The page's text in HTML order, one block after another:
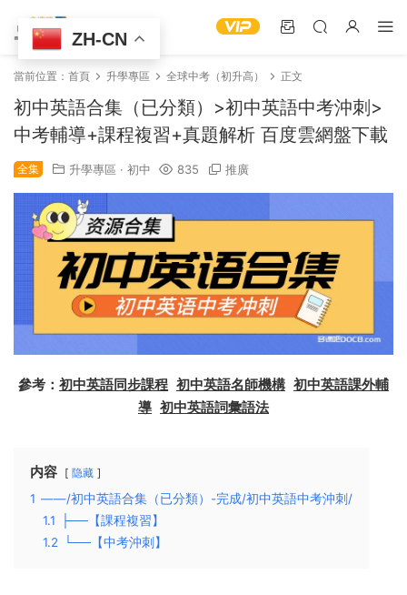
當前位置： 首頁 升學專區 全球中考（初升高） 正文
初中英語合集（已分類）>初中英語中考沖刺>
中考輔導+課程複習+真題解析 百度雲網盤下載
全集 升學專區 · 初中 835 推廣
參考： 初中英語同步課程 初中英語名師機構 初中英語課外輔
導 初中英語詞彙語法
内容 隐藏
1 ——/初中英語合集（已分類）-完成/初中英語中考沖刺/
1.1
├──【課程複習】
1.2
└──【中考沖刺】
ZH-CN